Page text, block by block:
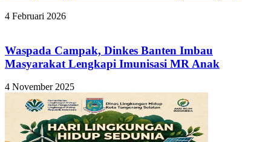
4 Februari 2026
Waspada Campak, Dinkes Banten Imbau
Masyarakat Lengkapi Imunisasi MR Anak
4 November 2025